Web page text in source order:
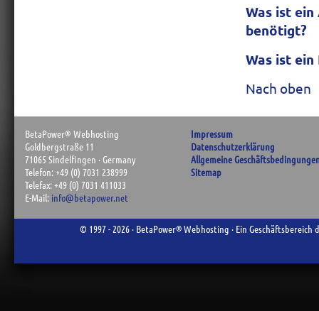
Was ist
benötigt?
Was ist ein
Nach oben
BetaPower® Webhosting
Goldbergstraße 11
71065 Sindelfingen · Germany
Telefon: +49 (0) 7031 238999
Telefax: +49 (0) 7031 411033
E-Mail: info@betapower.net
Impressum
Datenschutzerklärung
Allgemeine
Sitemap
© 1997- 2026 · BetaPower®Webhosting · Ein Geschäftsbereich